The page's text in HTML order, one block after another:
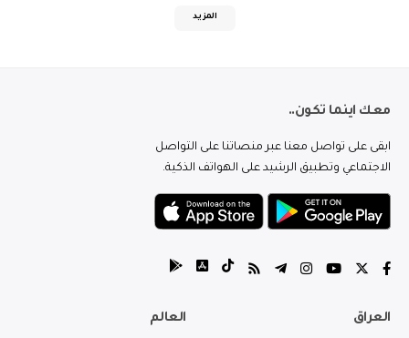
المزيد
معك اينما تكون..
ابقى على تواصل معنا عبر منصاتنا على التواصل
الاجتماعي وتطبيق الرشيد على الهواتف الذكية.
العراق العالم